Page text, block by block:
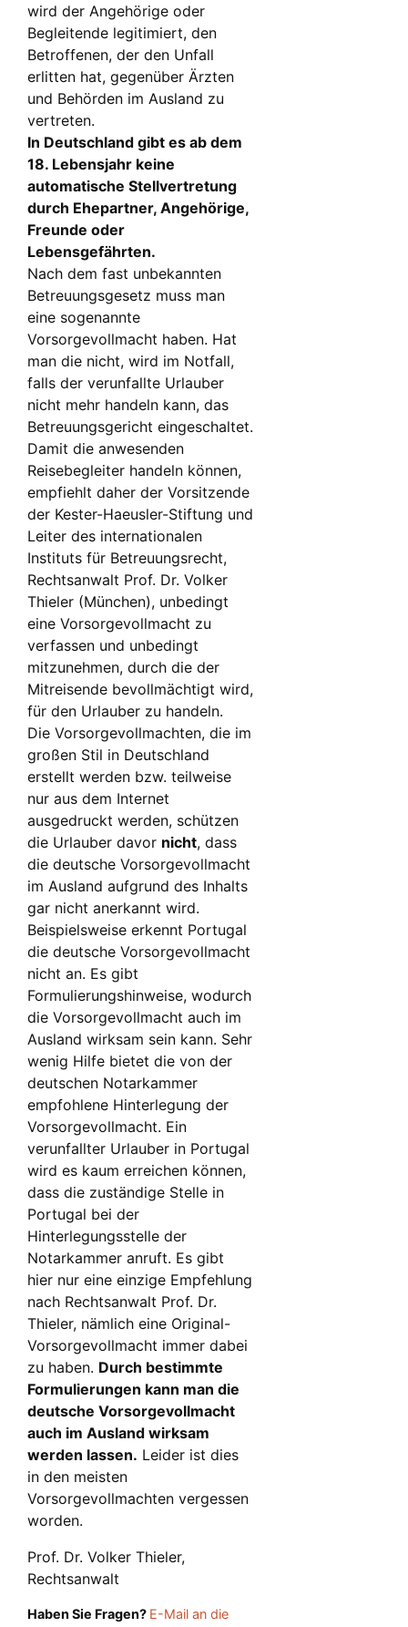
wird der Angehörige oder
Begleitende legitimiert, den
Betroffenen, der den Unfall
erlitten hat, gegenüber Ärzten
und Behörden im Ausland zu
vertreten.
In Deutschland gibt es ab dem
18. Lebensjahr keine
automatische Stellvertretung
durch Ehepartner, Angehörige,
Freunde oder
Lebensgefährten.
Nach dem fast unbekannten
Betreuungsgesetz muss man
eine sogenannte
Vorsorgevollmacht haben. Hat
man die nicht, wird im Notfall,
falls der verunfallte Urlauber
nicht mehr handeln kann, das
Betreuungsgericht eingeschaltet.
Damit die anwesenden
Reisebegleiter handeln können,
empfiehlt daher der Vorsitzende
der Kester-Haeusler-Stiftung und
Leiter des internationalen
Instituts für Betreuungsrecht,
Rechtsanwalt Prof. Dr. Volker
Thieler (München), unbedingt
eine Vorsorgevollmacht zu
verfassen und unbedingt
mitzunehmen, durch die der
Mitreisende bevollmächtigt wird,
für den Urlauber zu handeln.
Die Vorsorgevollmachten, die im
großen Stil in Deutschland
erstellt werden bzw. teilweise
nur aus dem Internet
ausgedruckt werden, schützen
die Urlauber davor nicht, dass
die deutsche Vorsorgevollmacht
im Ausland aufgrund des Inhalts
gar nicht anerkannt wird.
Beispielsweise erkennt Portugal
die deutsche Vorsorgevollmacht
nicht an. Es gibt
Formulierungshinweise, wodurch
die Vorsorgevollmacht auch im
Ausland wirksam sein kann. Sehr
wenig Hilfe bietet die von der
deutschen Notarkammer
empfohlene Hinterlegung der
Vorsorgevollmacht. Ein
verunfallter Urlauber in Portugal
wird es kaum erreichen können,
dass die zuständige Stelle in
Portugal bei der
Hinterlegungsstelle der
Notarkammer anruft. Es gibt
hier nur eine einzige Empfehlung
nach Rechtsanwalt Prof. Dr.
Thieler, nämlich eine Original-
Vorsorgevollmacht immer dabei
zu haben. Durch bestimmte
Formulierungen kann man die
deutsche Vorsorgevollmacht
auch im Ausland wirksam
werden lassen. Leider ist dies
in den meisten
Vorsorgevollmachten vergessen
worden.
Prof. Dr. Volker Thieler,
Rechtsanwalt
Haben Sie Fragen? E-Mail an die